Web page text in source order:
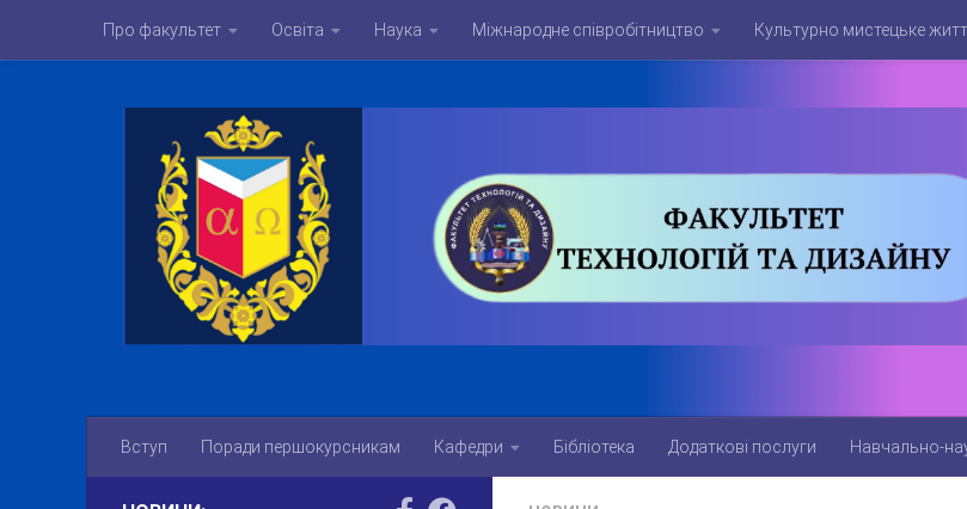
Skip to contentПро факультет Освіта Наука Міжнародне співробітництво Культурно мистецьке
Вступ Поради першокурсникам Кафедри Бібліотека Додаткові послуги Навчально-